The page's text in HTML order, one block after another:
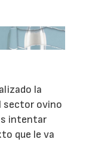
la
sector ovino
intentar
que le va